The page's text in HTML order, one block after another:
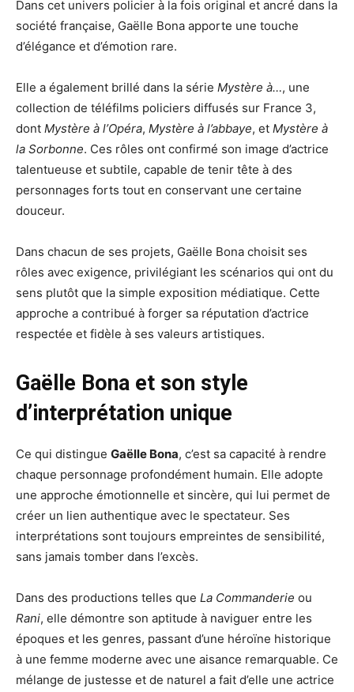
Dans cet univers policier à la fois original et ancré dans la
société française, Gaëlle Bona apporte une touche
d’élégance et d’émotion rare.
Elle a également brillé dans la série Mystère à…, une
collection de téléfilms policiers diffusés sur France 3,
dont Mystère à l’Opéra, Mystère à l’abbaye, et Mystère à
la Sorbonne. Ces rôles ont confirmé son image d’actrice
talentueuse et subtile, capable de tenir tête à des
personnages forts tout en conservant une certaine
douceur.
Dans chacun de ses projets, Gaëlle Bona choisit ses
rôles avec exigence, privilégiant les scénarios qui ont du
sens plutôt que la simple exposition médiatique. Cette
approche a contribué à forger sa réputation d’actrice
respectée et fidèle à ses valeurs artistiques.
Gaëlle Bona et son style
d’interprétation unique
Ce qui distingue Gaëlle Bona, c’est sa capacité à rendre
chaque personnage profondément humain. Elle adopte
une approche émotionnelle et sincère, qui lui permet de
créer un lien authentique avec le spectateur. Ses
interprétations sont toujours empreintes de sensibilité,
sans jamais tomber dans l’excès.
Dans des productions telles que La Commanderie ou
Rani, elle démontre son aptitude à naviguer entre les
époques et les genres, passant d’une héroïne historique
à une femme moderne avec une aisance remarquable. Ce
mélange de justesse et de naturel a fait d’elle une actrice